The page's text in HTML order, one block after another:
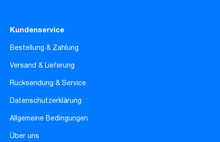
Kundenservice
Bestellung & Zahlung
Versand & Lieferung
Rücksendung & Service
Datenschutzerklärung
Allgemeine Bedingungen
Über uns